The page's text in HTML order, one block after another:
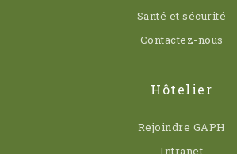
Santé et sécurité
Contactez-nous
Hôtelier
Rejoindre GAPH
Intranet